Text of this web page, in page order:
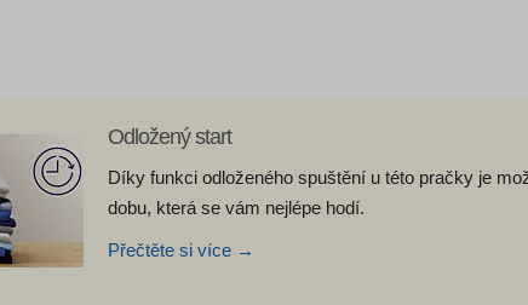
Odložený start
Díky funkci odloženého spuštění u této pračky je
dobu, která se vám nejlépe hodí.
Přečtěte si více →